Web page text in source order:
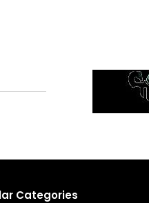
Categories